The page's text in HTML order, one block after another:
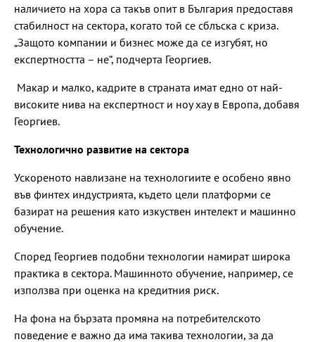
наличието на хора са такъв опит в България предоставя
стабилност на сектора, когато той се сблъска с криза.
„Защото компании и бизнес може да се изгубят, но
експертността – не“, подчерта Георгиев.
Макар и малко, кадрите в страната имат едно от най-
високите нива на експертност и ноу хау в Европа, добавя
Георгиев.
Технологично развитие на сектора
Ускореното навлизане на технологиите е особено явно
във финтех индустрията, където цели платформи се
базират на решения като изкуствен интелект и машинно
обучение.
Според Георгиев подобни технологии намират широка
практика в сектора. Машинното обучение, например, се
използва при оценка на кредитния риск.
На фона на бързата промяна на потребителското
поведение е важно да има такива технологии, за да